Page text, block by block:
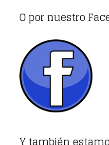
O por nuestro